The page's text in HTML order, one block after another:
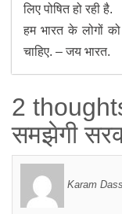
लिए पोषित हो रही है.
हम भारत के लोगों को
चाहिए. – जय भारत.
2
समझेगी
Karam